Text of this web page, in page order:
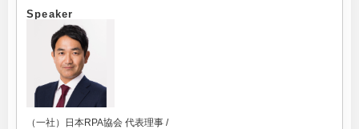
Speaker
（一社）日本RPA協会 代表理事 /